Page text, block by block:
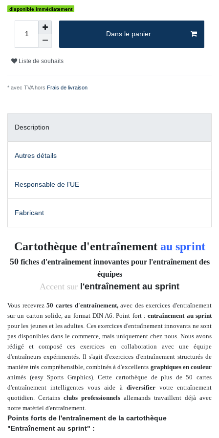
disponible immédiatement
Dans le panier
Liste de souhaits
* avec TVA hors Frais de livraison
Description
Autres détails
Responsable de l'UE
Fabricant
Cartothèque d'entraînement au sprint
50fiches d'entraînement innovantes pour l'entraînement des
équipes
Accent sur l'entraînement au sprint
Vous recevrez50 cartes d'entraînement,avec des exercices d'entraînement
sur un carton solide, au format DIN A6. Point fort :entraînement au sprint
pour les jeunes et les adultes. Ces exercices d'entraînement innovants ne sont
pas disponibles dans le commerce, mais uniquement chez nous. Nous avons
rédigé et composé ces exercices en collaboration avec uneéquipe
d'entraîneurs expérimentés. Il s'agit d'exercices d'entraînement structurés de
manière très compréhensible, combinés àd'excellents graphiques en couleur
animés (easy Sports Graphics).Cette cartothèque de plus de50 cartes
d'entraînement intelligentes vous aide à diversifiervotre entraînement
quotidien. Certains clubs professionnels allemands travaillent déjà avec
notre matériel d'entraînement.
Points forts de l'entraînement de la cartothèque
"Entraînement au sprint" :